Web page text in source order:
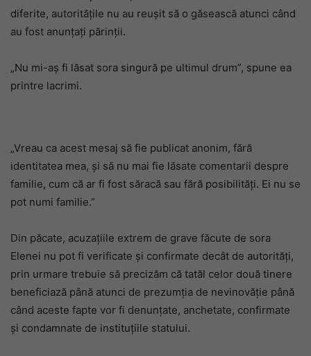
diferite, autoritățile nu au reușit să o găsească atunci când
au fost anunțați părinții.
„Nu mi-aș fi lăsat sora singură pe ultimul drum”, spune ea
printre lacrimi.
„Vreau ca acest mesaj să fie publicat anonim, fără
identitatea mea, și să nu mai fie lăsate comentarii despre
familie, cum că ar fi fost săracă sau fără posibilități. Ei nu se
pot numi familie.”
Din păcate, acuzațiile extrem de grave făcute de sora
Elenei nu pot fi verificate și confirmate decât de autorități,
prin urmare trebuie să precizăm că tatăl celor două tinere
beneficiază până atunci de prezumția de nevinovăție până
când aceste fapte vor fi denunțate, anchetate, confirmate
și condamnate de instituțiile statului.